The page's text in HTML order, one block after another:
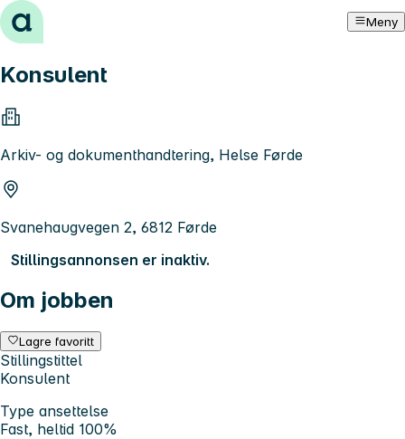
Hopp til innhold Meny
Konsulent
Arkiv- og dokumenthandtering, Helse Førde
Svanehaugvegen 2, 6812 Førde
Stillingsannonsen er inaktiv.
Om jobben
Lagre favoritt
Stillingstittel
Konsulent
Type ansettelse
Fast, heltid 100%